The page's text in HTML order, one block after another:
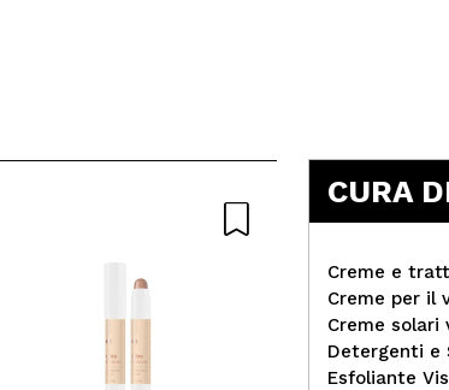
Jovo -
Champagne
CURA
Creme e
Creme per il
Creme solari
Detergenti e
Esfoliante